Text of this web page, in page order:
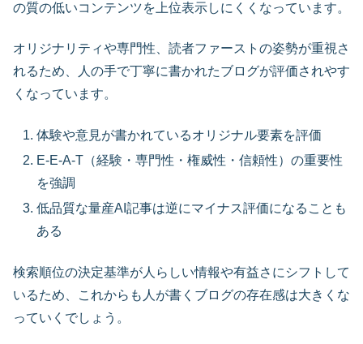
の質の低いコンテンツを上位表示しにくくなっています。
オリジナリティや専門性、読者ファーストの姿勢が重視さ
れるため、人の手で丁寧に書かれたブログが評価されやす
くなっています。
体験や意見が書かれているオリジナル要素を評価
E-E-A-T（経験・専門性・権威性・信頼性）の重要性
を強調
低品質な量産AI記事は逆にマイナス評価になることも
ある
検索順位の決定基準が人らしい情報や有益さにシフトして
いるため、これからも人が書くブログの存在感は大きくな
っていくでしょう。